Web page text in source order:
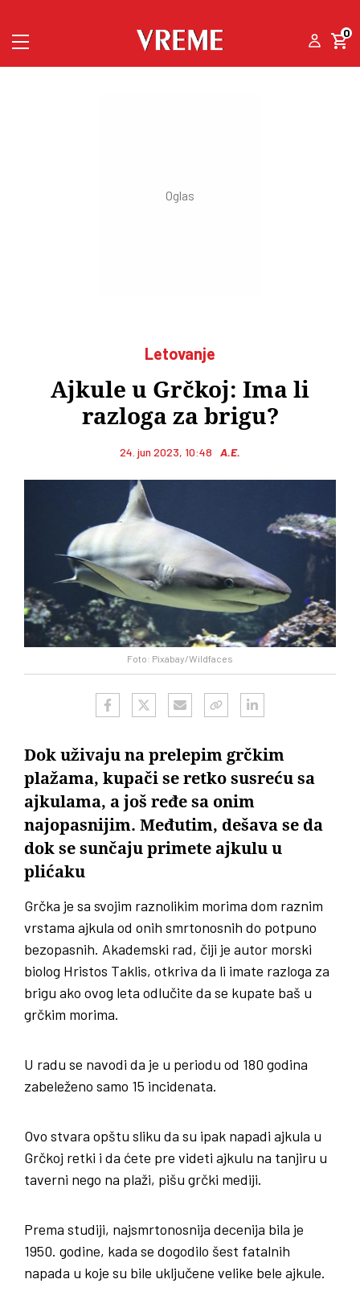
0
Letovanje
Ajkule u Grčkoj: Ima li
razloga za brigu?
24. jun 2023, 10:48 A.E.
Foto: Pixabay/Wildfaces
Dok uživaju na prelepim grčkim
plažama, kupači se retko susreću sa
ajkulama, a još ređe sa onim
najopasnijim. Međutim, dešava se da
dok se sunčaju primete ajkulu u
plićaku
Grčka je sa svojim raznolikim morima dom raznim
vrstama ajkula od onih smrtonosnih do potpuno
bezopasnih. Akademski rad, čiji je autor morski
biolog Hristos Taklis, otkriva da li imate razloga za
brigu ako ovog leta odlučite da se kupate baš u
grčkim morima.
U radu se navodi da je u periodu od 180 godina
zabeleženo samo 15 incidenata.
Ovo stvara opštu sliku da su ipak napadi ajkula u
Grčkoj retki i da ćete pre videti ajkulu na tanjiru u
taverni nego na plaži, pišu grčki mediji.
Prema studiji, najsmrtonosnija decenija bila je
1950. godine, kada se dogodilo šest fatalnih
napada u koje su bile uključene velike bele ajkule.